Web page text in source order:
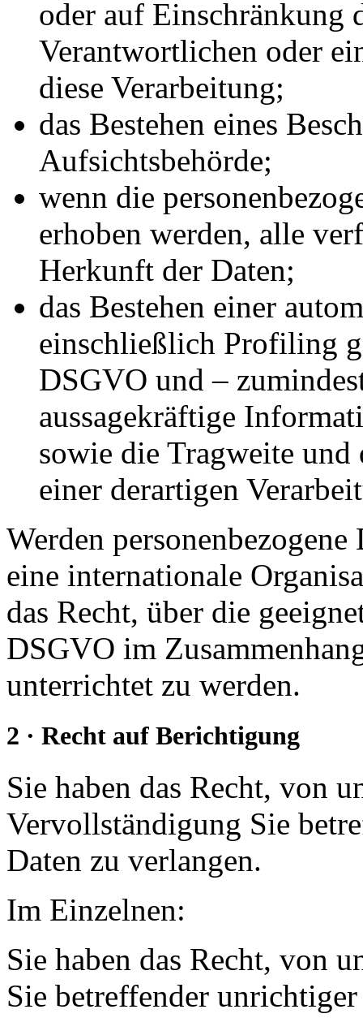
oder auf Einschränkung
Verantwortlichen oder
diese Verarbeitung;
das Bestehen eines
Aufsichtsbehörde;
wenn die
erhoben werden, alle
Herkunft der Daten;
das Bestehen einer
einschließlich Profiling
DSGVO und –
aussagekräftige
sowie die Tragweite
einer derartigen
Werden
eine internationale
das Recht, über die
DSGVO im
unterrichtet zu werden.
2 · Recht auf Berichtigung
Sie haben das Recht, von
Vervollständigung Sie
Daten zu verlangen.
Im Einzelnen:
Sie haben das Recht, von
Sie betreffender